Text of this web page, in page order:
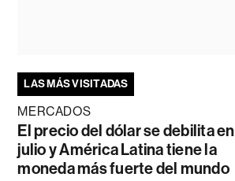
LAS MÁS VISITADAS
MERCADOS
El precio del dólar se debilita en
julio y América Latina tiene la
moneda más fuerte del mundo